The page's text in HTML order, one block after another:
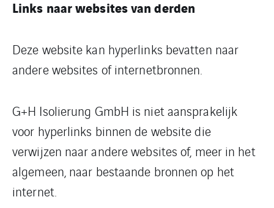
Links naar websites van derden
Deze website kan hyperlinks bevatten naar
andere websites of internetbronnen.
G+H Isolierung GmbH is niet aansprakelijk
voor hyperlinks binnen de website die
verwijzen naar andere websites of, meer in het
algemeen, naar bestaande bronnen op het
internet.